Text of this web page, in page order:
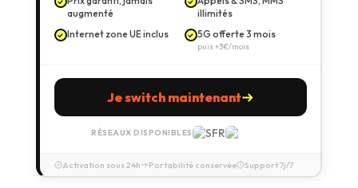
augmenté
illimités
Internet zone UE inclus
5G offerte 3 mois
puis +3€/mois
Je switch maintenant
RÉSEAUX DISPONIBLES
Activation sous 24h Portabilité conservée Support 7j/7